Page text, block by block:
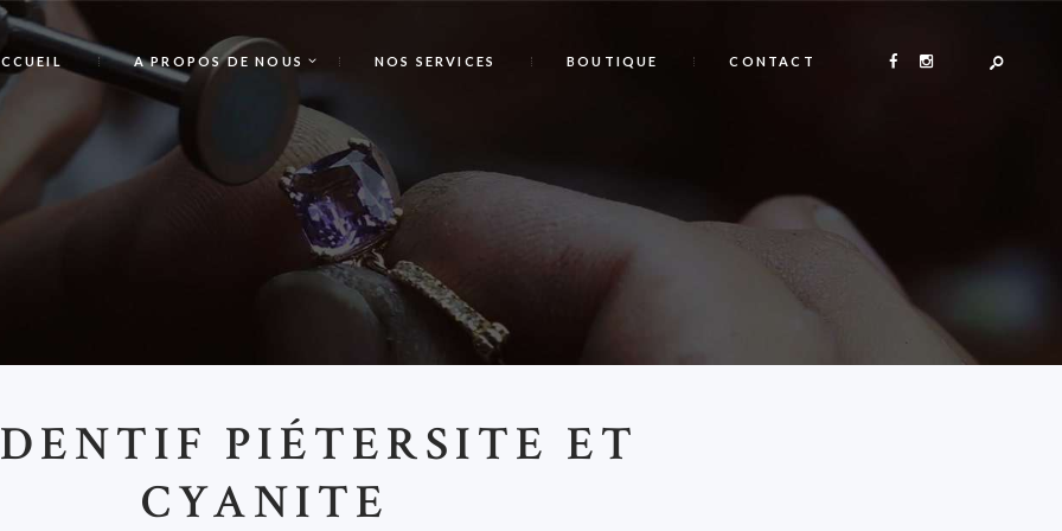
A PROPOS DE NOUS NOS SERVICES BOUTIQUE CONTACT
PIÉTERSITE ET
CYANITE